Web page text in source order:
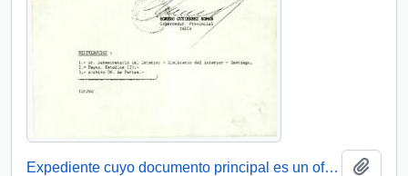
Expediente cuyo documento principal es un oficio del Gobernador Provincial de Talca al Subsecretario del Interior, mediante el cual se remite una carpeta con fichas de postulación de proyectos para su financiamiento por el Ministerio del Interior